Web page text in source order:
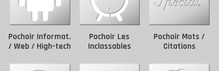
Pochoir Informat.
/ Web / High-tech
Pochoir Les
Inclassables
Pochoir Mots /
Citations